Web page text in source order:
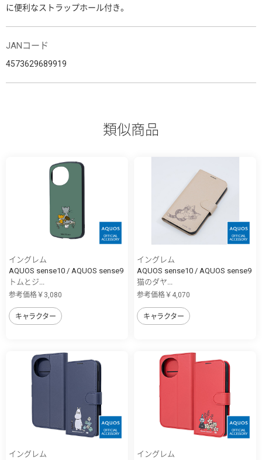
に便利なストラップホール付き。
JANコード
4573629689919
類似商品
イングレム
AQUOS sense10 / AQUOS sense9
トムとジ...
参考価格￥3,080
キャラクター
イングレム
AQUOS sense10 / AQUOS sense9
猫のダヤ...
参考価格￥4,070
キャラクター
イングレム
イングレム